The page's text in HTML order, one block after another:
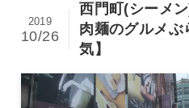
西門町(シーメ
肉麺のグルメぶ
気】
2019
10/26